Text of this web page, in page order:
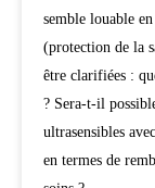
semble louable
(protection de la
être clarifiées :
? Sera-t-il
ultrasensibles
en termes de